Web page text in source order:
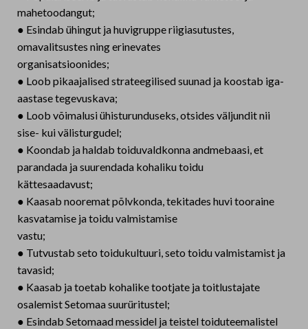
mahetoodangut;
● Esindab ühingut ja huvigruppe riigiasutustes,
omavalitsustes ning erinevates
organisatsioonides;
● Loob pikaajalised strateegilised suunad ja koostab iga-
aastase tegevuskava;
● Loob võimalusi ühisturunduseks, otsides väljundit nii
sise- kui välisturgudel;
● Koondab ja haldab toiduvaldkonna andmebaasi, et
parandada ja suurendada kohaliku toidu
kättesaadavust;
● Kaasab nooremat põlvkonda, tekitades huvi tooraine
kasvatamise ja toidu valmistamise
vastu;
● Tutvustab seto toidukultuuri, seto toidu valmistamist ja
tavasid;
● Kaasab ja toetab kohalike tootjate ja toitlustajate
osalemist Setomaa suurüritustel;
● Esindab Setomaad messidel ja teistel toiduteemalistel